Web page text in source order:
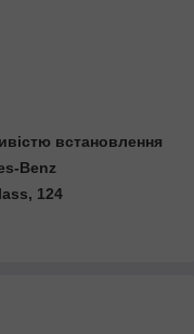
встановлення
Benz
124